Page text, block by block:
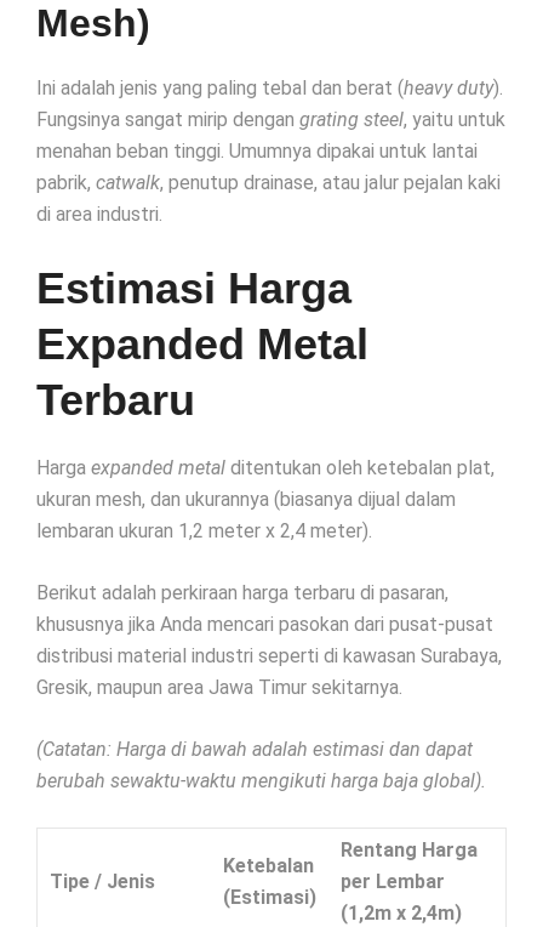
Mesh)
Ini adalah jenis yang paling tebal dan berat (heavy duty).
Fungsinya sangat mirip dengan grating steel, yaitu untuk
menahan beban tinggi. Umumnya dipakai untuk lantai
pabrik, catwalk, penutup drainase, atau jalur pejalan kaki
di area industri.
Estimasi Harga
Expanded Metal
Terbaru
Harga expanded metal ditentukan oleh ketebalan plat,
ukuran mesh, dan ukurannya (biasanya dijual dalam
lembaran ukuran 1,2 meter x 2,4 meter).
Berikut adalah perkiraan harga terbaru di pasaran,
khususnya jika Anda mencari pasokan dari pusat-pusat
distribusi material industri seperti di kawasan Surabaya,
Gresik, maupun area Jawa Timur sekitarnya.
(Catatan: Harga di bawah adalah estimasi dan dapat
berubah sewaktu-waktu mengikuti harga baja global).
Tipe / Jenis
Ketebalan
(Estimasi)
Rentang Harga
per Lembar
(1,2m x 2,4m)